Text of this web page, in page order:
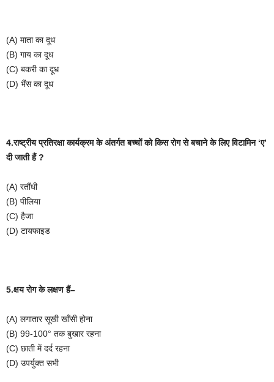
(A) माता का दूध
(B) गाय का दूध
(C) बकरी का दूध
(D) भैंस का दूध
4.राष्ट्रीय प्रतिरक्षा कार्यक्रम के अंतर्गत बच्चों को किस रोग से बचाने के लिए विटामिन‘ए’
दी जाती हैं ?
(A) रतौंधी
(B) पीलिया
(C) हैजा
(D) टायफाइड
5.क्षय रोग के लक्षण हैं–
(A) लगातार सूखी खाँसी होना
(B) 99-100° तक बुखार रहना
(C) छाती में दर्द रहना
(D) उपर्युक्त सभी